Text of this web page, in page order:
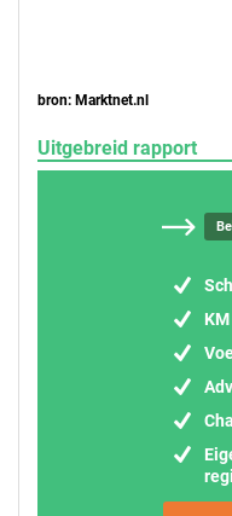
bron: Marktnet.nl
Uitgebreid rapport